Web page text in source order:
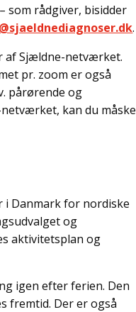
som rådgiver, bisidder
.
af Sjældne-netværket.
pr. zoom er også
pårørende og
kan du måske
i Danmark for nordiske
og
aktivitetsplan og
igen efter ferien. Den
fremtid. Der er også